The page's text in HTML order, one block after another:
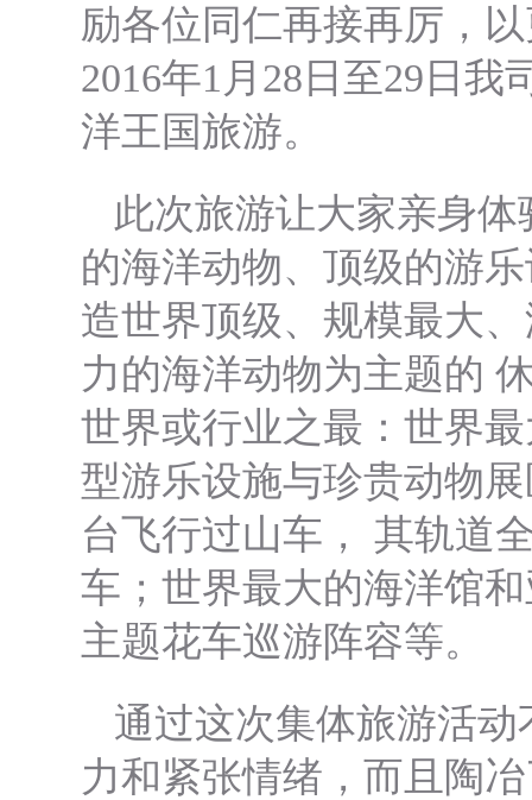
励各位同仁再接再厉，
2016年1月28日至29日
洋王国旅游。
此次旅游让大家亲身
的海洋动物、顶级的游
造世界顶级、规模最大
力的海洋动物为主题的
世界或行业之最：世界
型游乐设施与珍贵动物
台飞行过山车， 其轨道
车；世界最大的海洋馆
主题花车巡游阵容等。
通过这次集体旅游活
力和紧张情绪，而且陶